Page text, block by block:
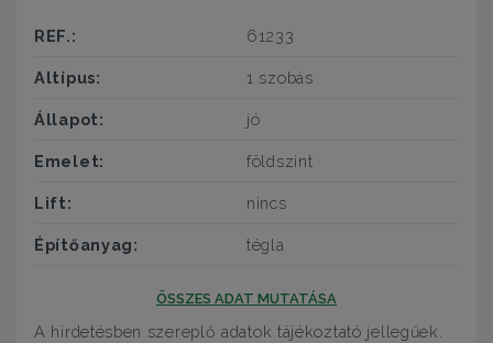
REF.: 61233
Altípus: 1 szobás
Állapot: jó
Emelet: földszint
Lift: nincs
Építőanyag: tégla
ÖSSZES ADAT MUTATÁSA
A hirdetésben szereplő adatok tájékoztató jellegűek.